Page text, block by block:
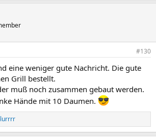
#130
eine weniger gute Nachricht. Die gute
Grill bestellt.
muß noch zusammen gebaut werden.
Hände mit 10 Daumen.